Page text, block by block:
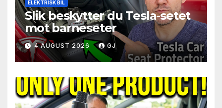
ELEKTRISK BIL
Slik beskytter du Tesla-setet
mot barneseter
4 AUGUST 2026 GJ